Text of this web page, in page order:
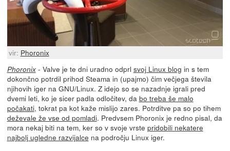
vir: Phoronix
Phoronix- Valve je te dni uradno odprl svoj Linux blog in s tem
dokončno potrdil prihod Steama in (upajmo) čim večjega števila
njihovih iger na GNU/Linux. Z idejo so se nazadnje igrali pred
dvemi leti, ko je sicer padla odločitev, da bo treba še malo
počakati, tokrat pa kot kaže mislijo zares. Potrditve pa so po tihem
deževale že vse od pomladi. Predvsem Phoronix je redno pisal, da
mora nekaj biti na tem, ker so v svoje vrste pridobili nekatere
najbolj ugledne razvijalce na področju Linux iger.